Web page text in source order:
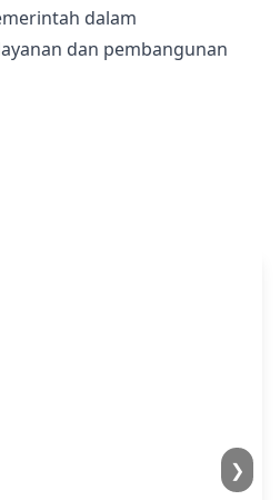
dalam
dan pembangunan
❯